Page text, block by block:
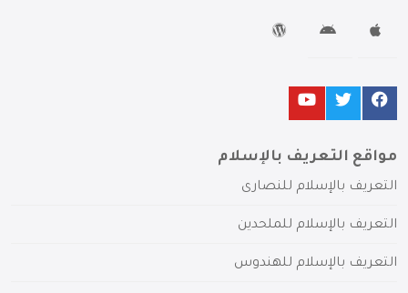
مواقع التعريف بالإسلام
التعريف بالإسلام للنصارى
التعريف بالإسلام للملحدين
التعريف بالإسلام للهندوس